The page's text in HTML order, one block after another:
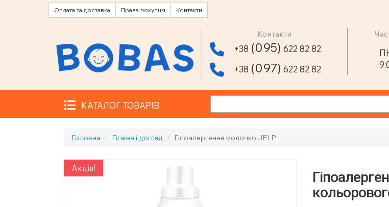
Оплата та доставка Права покупця Контакти
Контакти
+38 (095) 622 82 82
+38 (097) 622 82 82
КАТАЛОГ ТОВАРІВ
Головна Гігієна і догляд Гіпоалергенне молочко JELP
Акція!